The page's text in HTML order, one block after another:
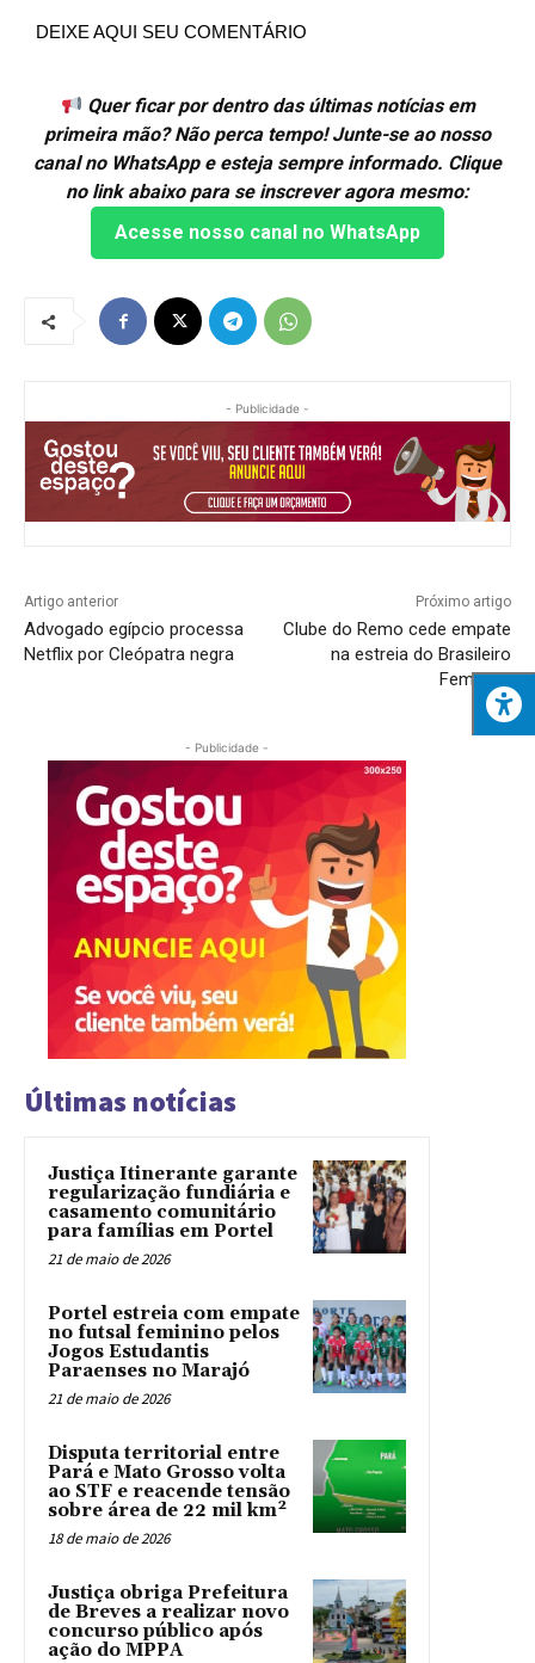
DEIXE AQUI SEU COMENTÁRIO
Quer ficar por dentro das últimas notícias em
primeira mão? Não perca tempo! Junte-se ao nosso
canal no WhatsApp e esteja sempre informado. Clique
no link abaixo para se inscrever agora mesmo:
Acesse nosso canal no WhatsApp
- Publicidade -
Artigo anterior
Advogado egípcio processa
Netflix por Cleópatra negra
Próximo artigo
Clube do Remo cede empate
na estreia do Brasileiro
Feminino
- Publicidade -
Últimas notícias
Justiça Itinerante garante
regularização fundiária e
casamento comunitário
para famílias em Portel
21 de maio de 2026
Portel estreia com empate
no futsal feminino pelos
Jogos Estudantis
Paraenses no Marajó
21 de maio de 2026
Disputa territorial entre
Pará e Mato Grosso volta
ao STF e reacende tensão
sobre área de 22 mil km²
18 de maio de 2026
Justiça obriga Prefeitura
de Breves a realizar novo
concurso público após
ação do MPPA